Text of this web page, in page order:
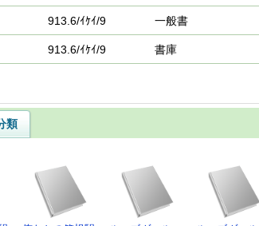
913.6/ｲｹｲ/9 一般書
913.6/ｲｹｲ/9 書庫
類